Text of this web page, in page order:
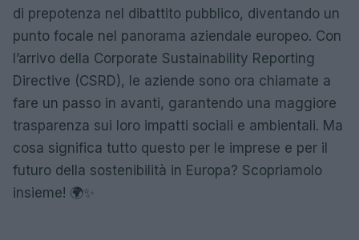
di prepotenza nel dibattito pubblico, diventando un
punto focale nel panorama aziendale europeo. Con
l’arrivo della Corporate Sustainability Reporting
Directive (CSRD), le aziende sono ora chiamate a
fare un passo in avanti, garantendo una maggiore
trasparenza sui loro impatti sociali e ambientali. Ma
cosa significa tutto questo per le imprese e per il
futuro della sostenibilità in Europa? Scopriamolo
insieme! 🌍✨